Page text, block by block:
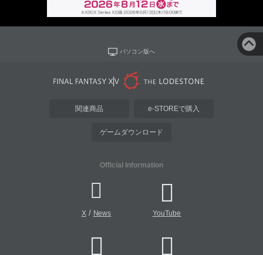
パソコン版へ
関連商品 e-STOREで購入
ゲームダウンロード
Official Information
X/ News YouTube